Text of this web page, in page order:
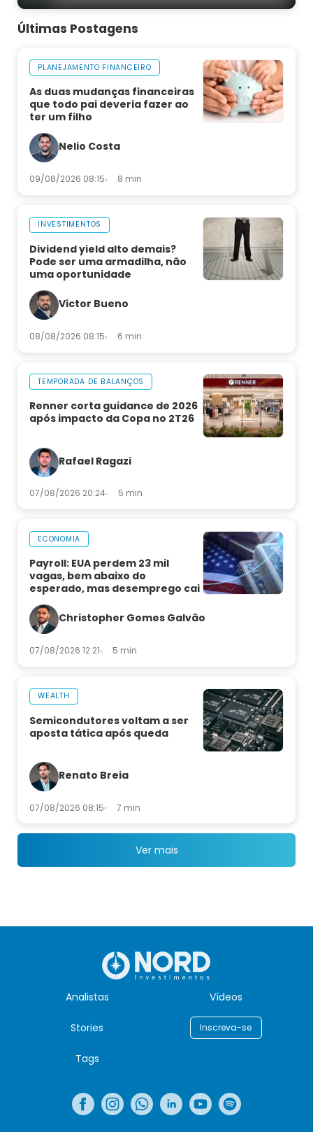
Últimas Postagens
PLANEJAMENTO FINANCEIRO
As duas mudanças financeiras
que todo pai deveria fazer ao
ter um filho
Nelio Costa
09/08/2026 08:15 8 min
INVESTIMENTOS
Dividend yield alto demais?
Pode ser uma armadilha, não
uma oportunidade
Victor Bueno
08/08/2026 08:15 6 min
TEMPORADA DE BALANÇOS
Renner corta guidance de 2026
após impacto da Copa no 2T26
Rafael Ragazi
07/08/2026 20:24 5 min
ECONOMIA
Payroll: EUA perdem 23 mil
vagas, bem abaixo do
esperado, mas desemprego cai
Christopher Gomes Galvão
07/08/2026 12:21 5 min
WEALTH
Semicondutores voltam a ser
aposta tática após queda
Renato Breia
07/08/2026 08:15 7 min
Ver mais
Analistas Vídeos
Stories Inscreva-se
Tags